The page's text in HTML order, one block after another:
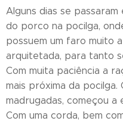
Alguns dias se
do porco na pocilga,
possuem um faro muito
arquitetada, para tanto
Com muita paciência a
mais próxima da pocilga.
madrugadas, começou
Com uma corda, bem